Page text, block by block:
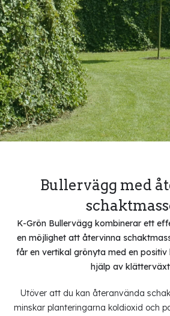
Bullervägg med
K-Grön Bullervägg kombinerar ett
en möjlighet att återvinna
får en vertikal grönyta med en
hjälp av
Utöver att du kan återanvända
minskar planteringarna koldioxid och